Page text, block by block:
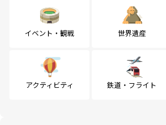
イベント・観戦 世界遺産
アクティビティ 鉄道・フライト